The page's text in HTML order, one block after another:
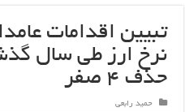
تبیین اقدامات
نرخ ارز طی سال
حذف ۴ صفر
حمید رابعی